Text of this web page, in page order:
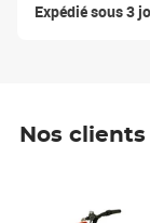
Expédié sous 3
Nos